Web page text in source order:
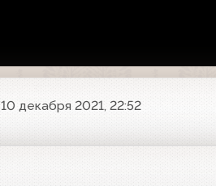
10 декабря 2021, 22:52